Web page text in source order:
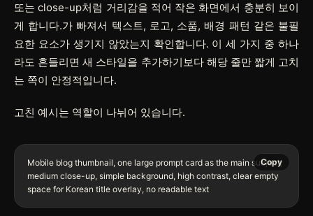
또는 close-up처럼 거리감을 적어 작은 화면에서 충분히 보이
게 합니다.가 빠져서 텍스트, 로고, 소품, 배경 패턴 같은 불필
요한 요소가 생기지 않았는지 확인합니다. 이 세 가지 중 하나
라도 흔들리면 새 스타일을 추가하기보다 해당 줄만 짧게 고치
는 쪽이 안정적입니다.
고친 예시는 역할이 나뉘어 있습니다.
Mobile blog thumbnail, one large prompt card as the main subject,
medium close-up, simple background, high contrast, clear empty
Copy